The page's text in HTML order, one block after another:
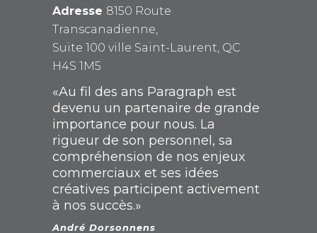
Adresse 8150 Route
Transcanadienne,
Suite 100 ville Saint-Laurent, QC
H4S 1M5
«Au fil des ans Paragraph est
devenu un partenaire de grande
importance pour nous. La
rigueur de son personnel, sa
compréhension de nos enjeux
commerciaux et ses idées
créatives participent activement
à nos succès.»
André Dorsonnens